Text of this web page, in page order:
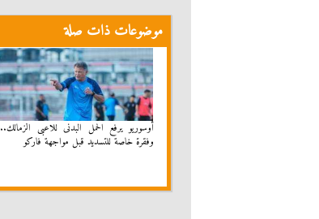
موضوعات ذات صلة
أوسوريو يرفع الحمل البدنى للاعبى الزمالك..
وفقرة خاصة للتسديد قبل مواجهة فاركو